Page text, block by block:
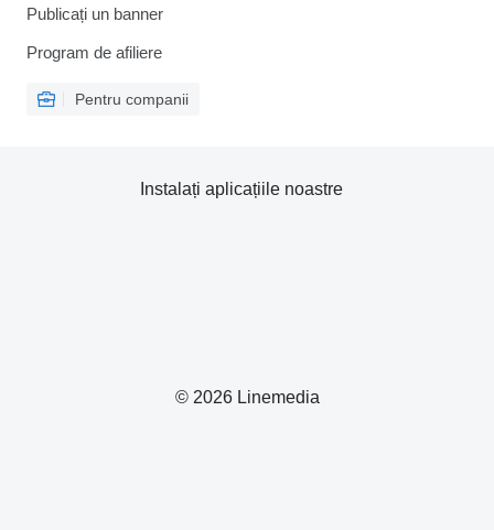
Publicați un banner
Program de afiliere
Pentru companii
© 2026 Linemedia
Instalați aplicațiile noastre